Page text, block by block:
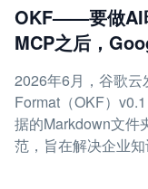
OKF——要做AI
MCP之后，
2026年6月，谷歌
Format（OKF）
据的Markdown文件
范，旨在解决企业知